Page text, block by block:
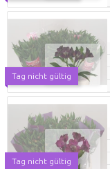
Tag nicht gültig
Tag nicht gültig